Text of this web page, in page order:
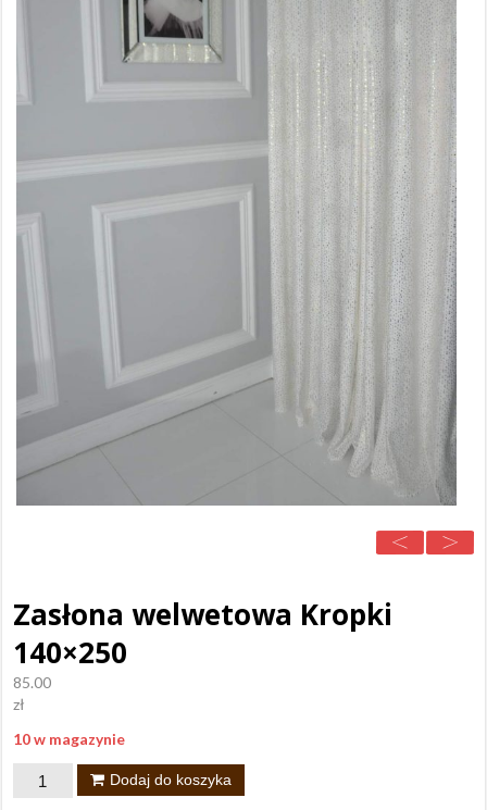
Zasłona welwetowa Kropki
140×250
85.00
zł
10 w magazynie
ilość
Dodaj do koszyka